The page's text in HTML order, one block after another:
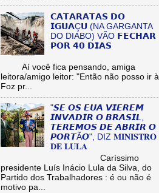
𝗖𝗔𝗧𝗔𝗥𝗔𝗧𝗔𝗦 𝗗𝗢
𝗜𝗚𝗨𝗔Ç𝗨 (NA GARGANTA
DO DIABO) VÃO 𝗙𝗘𝗖𝗛𝗔𝗥
𝗣𝗢𝗥 𝟰𝟬 𝗗𝗜𝗔𝗦
Aí você fica pensando, amiga
leitora/amigo leitor: "Então não posso ir à
Foz pr...
"𝙎𝙀 𝙊𝙎 𝙀𝙐𝘼 𝙑𝙄𝙀𝙍𝙀𝙈
𝙄𝙉𝙑𝘼𝘿𝙄𝙍 𝙊 𝘽𝙍𝘼𝙎𝙄𝙇,
𝙏𝙀𝙍𝙀𝙈𝙊𝙎 𝘿𝙀 𝘼𝘽𝙍𝙄𝙍 𝙊
𝙋𝙊𝙍𝙏Ã𝙊", DIZ 𝐌𝐈𝐍𝐈𝐒𝐓𝐑𝐎
𝐃𝐄 𝐋𝐔𝐋𝐀
Caríssimo
presidente Luís Inácio Lula da Silva, do
Partido dos Trabalhadores : é ou não é
motivo pa...